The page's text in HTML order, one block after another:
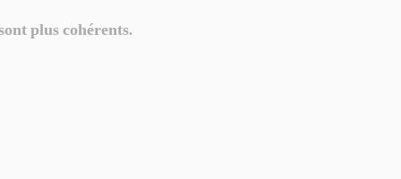
plus cohérents.